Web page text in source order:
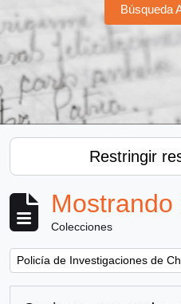
Búsqueda
Restringir
Colecciones
Remove filter:
Policía de Investigaciones de